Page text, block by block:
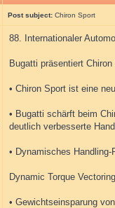
Post subject: Chiron Sport
88. Internationaler
Bugatti präsentiert
• Chiron Sport ist eine
• Bugatti schärft beim
deutlich verbesserte
• Dynamisches
Dynamic Torque
• Gewichtseinsparung